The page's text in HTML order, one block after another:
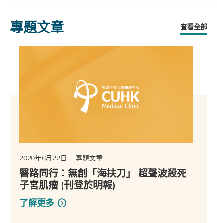
專題文章 查看全部
2020年6月22日 專題文章
醫路同行：無創「海扶刀」 超聲波殺死
子宮肌瘤 (刊登於明報)
了解更多